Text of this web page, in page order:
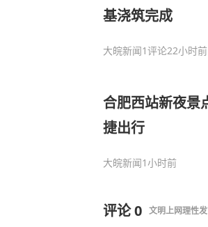
基浇筑完成
大皖新闻1评论22小时前
合肥西站新夜景
捷出行
大皖新闻1小时前
评论0 文明上网理性